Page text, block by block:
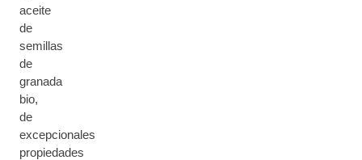
aceite
de
semillas
de
granada
bio,
de
excepcionales
propiedades